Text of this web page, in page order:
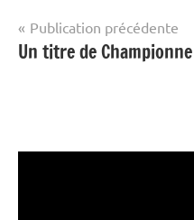
Navigation
de
Publication précédente
Un titre de